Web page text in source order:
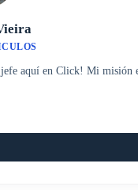
aquí en Click! Mi misión